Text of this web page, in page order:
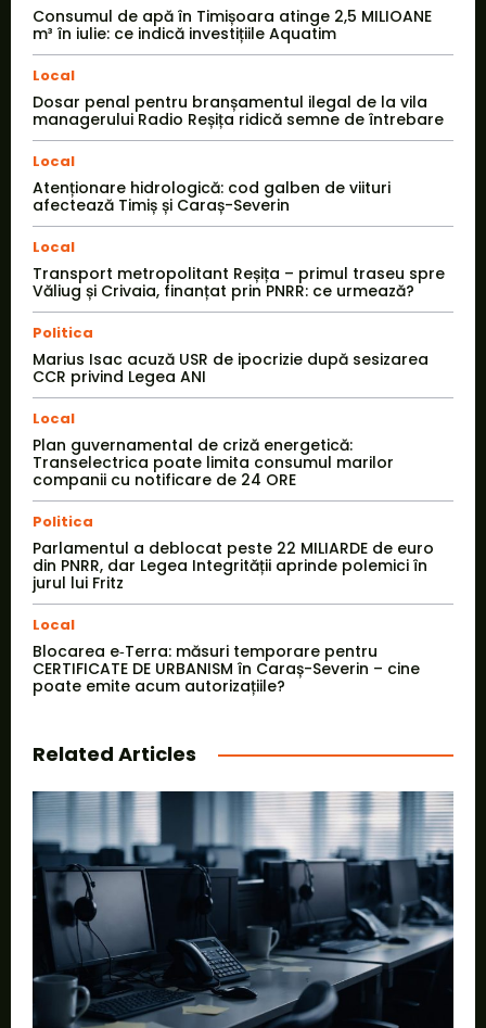
Consumul de apă în Timișoara atinge 2,5 MILIOANE
m³ în iulie: ce indică investițiile Aquatim
Local
Dosar penal pentru branșamentul ilegal de la vila
managerului Radio Reșița ridică semne de întrebare
Local
Atenționare hidrologică: cod galben de viituri
afectează Timiș și Caraș-Severin
Local
Transport metropolitant Reșița – primul traseu spre
Văliug și Crivaia, finanțat prin PNRR: ce urmează?
Politica
Marius Isac acuză USR de ipocrizie după sesizarea
CCR privind Legea ANI
Local
Plan guvernamental de criză energetică:
Transelectrica poate limita consumul marilor
companii cu notificare de 24 ORE
Politica
Parlamentul a deblocat peste 22 MILIARDE de euro
din PNRR, dar Legea Integrității aprinde polemici în
jurul lui Fritz
Local
Blocarea e‑Terra: măsuri temporare pentru
CERTIFICATE DE URBANISM în Caraș-Severin – cine
poate emite acum autorizațiile?
Related Articles